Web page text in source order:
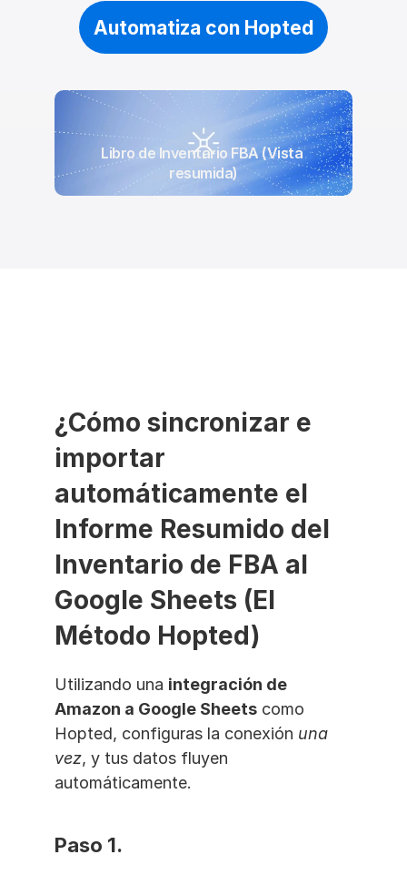
Automatiza con Hopted
Libro de Inventario FBA (Vista
resumida)
¿Cómo sincronizar e
importar
automáticamente el
Informe Resumido del
Inventario de FBA al
Google Sheets (El
Método Hopted)
Utilizando una integración de
Amazon a Google Sheets como
Hopted, configuras la conexión una
vez, y tus datos fluyen
automáticamente.
Paso 1.